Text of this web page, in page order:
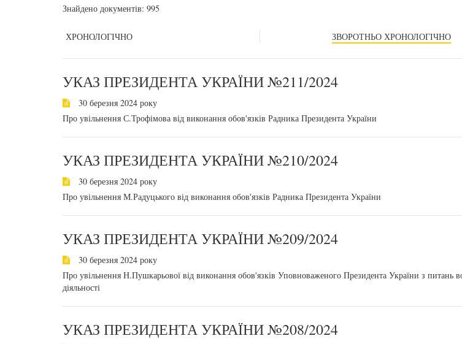
Знайдено документів: 995
ХРОНОЛОГІЧНО ЗВОРОТНЬО ХРОНОЛОГІЧНО
УКАЗ ПРЕЗИДЕНТА УКРАЇНИ №211/2024
30 березня 2024 року
Про увільнення С.Трофімова від виконання обов'язків Радника Президента України
УКАЗ ПРЕЗИДЕНТА УКРАЇНИ №210/2024
30 березня 2024 року
Про увільнення М.Радуцького від виконання обов'язків Радника Президента України
УКАЗ ПРЕЗИДЕНТА УКРАЇНИ №209/2024
30 березня 2024 року
Про увільнення Н.Пушкарьової від виконання обов'язків Уповноваженого Президента України з питань
діяльності
УКАЗ ПРЕЗИДЕНТА УКРАЇНИ №208/2024